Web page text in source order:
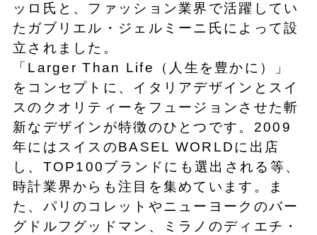
ッロ氏と、ファッション業界で活躍してい
たガブリエル・ジェルミーニ氏によって設
立されました。
「Larger Than Life（人生を豊かに）」
をコンセプトに、イタリアデザインとスイ
スのクオリティーをフュージョンさせた斬
新なデザインが特徴のひとつです。2009
年にはスイスのBASEL WORLDに出店
し、TOP100ブランドにも選出される等、
時計業界からも注目を集めています。ま
た、パリのコレットやニューヨークのバー
グドルフグッドマン、ミラノのディエチ・